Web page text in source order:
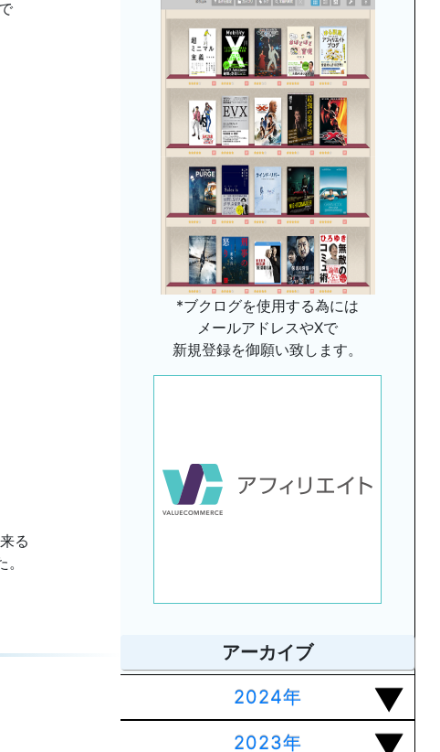
る
*ブクログを使用する為には
メールアドレスやXで
新規登録を御願い致します。
アーカイブ
2024年
2023年